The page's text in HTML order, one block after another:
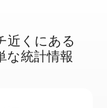
近⁠く⁠に⁠あ⁠る
な統⁠計⁠情⁠報